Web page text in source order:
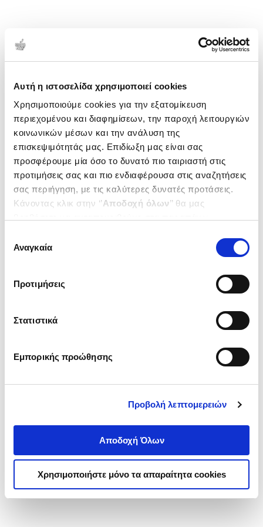
Αυτή η ιστοσελίδα χρησιμοποιεί cookies
Χρησιμοποιούμε cookies για την εξατομίκευση
περιεχομένου και διαφημίσεων, την παροχή λειτουργιών
κοινωνικών μέσων και την ανάλυση της
επισκεψιμότητάς μας. Επιδίωξη μας είναι σας
προσφέρουμε μία όσο το δυνατό πιο ταιριαστή στις
προτιμήσεις σας και πιο ενδιαφέρουσα στις αναζητήσεις
σας περιήγηση, με τις καλύτερες δυνατές προτάσεις.
Κάνοντας κλικ στην ‘’Αποδοχή όλων’’ θα μας
ενδιαφέρουν και να επιλέξετε από τα παρακάτω με την
΄΄και να ενημερωθείτε σχετικά με
συγκατάθεσης
Αναγκαία
Προτιμήσεις
Στατιστικά
Εμπορικής προώθησης
Προβολή λεπτομερειών
Αποδοχή Όλων
Χρησιμοποιήστε μόνο τα απαραίτητα cookies